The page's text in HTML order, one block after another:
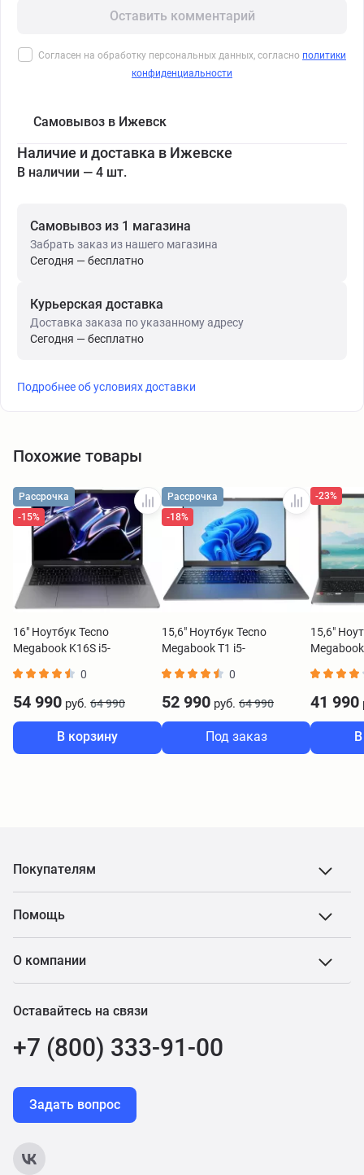
Оставить комментарий
Согласен на обработку персональных данных, согласно политики
конфиденциальности
Самовывоз в Ижевск
Наличие и доставка в Ижевске
В наличии — 4 шт.
Самовывоз из 1 магазина
Забрать заказ из нашего магазина
Сегодня — бесплатно
Курьерская доставка
Доставка заказа по указанному адресу
Сегодня — бесплатно
Подробнее об условиях доставки
Похожие товары
Рассрочка
-15%
16" Ноутбук Tecno
Megabook K16S i5-
SSD/W11H серый
0
54 990 руб. 64 990
В корзину
Рассрочка
-18%
15,6" Ноутбук Tecno
Megabook T1 i5-
SSD/W11H серый
0
52 990 руб. 64 990
Под заказ
-23%
15,6"
SSD/
41 990
Покупателям
Помощь
О компании
Оставайтесь на связи
+7 (800) 333-91-00
Задать вопрос